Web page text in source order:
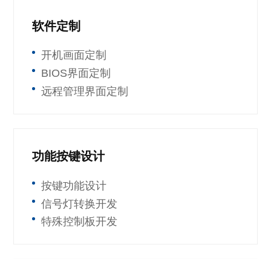
软件定制
开机画面定制
BIOS界面定制
远程管理界面定制
功能按键设计
按键功能设计
信号灯转换开发
特殊控制板开发